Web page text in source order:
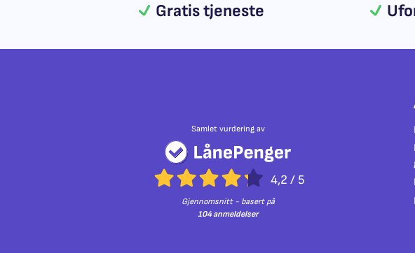
Gratis tjeneste
Samlet vurdering av
4,2 / 5
Gjennomsnitt - basert på
104 anmeldelser